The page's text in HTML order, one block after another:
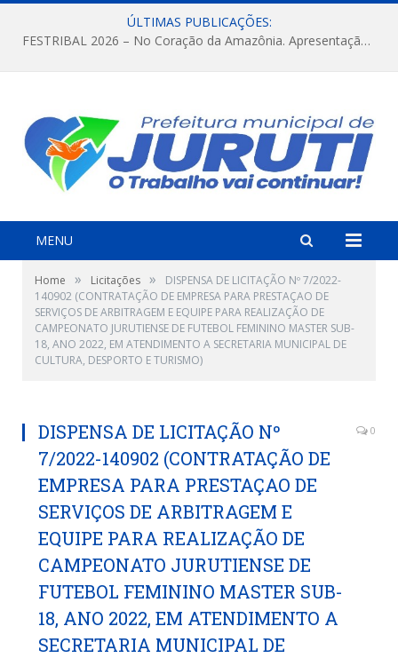
ÚLTIMAS PUBLICAÇÕES:
FESTRIBAL 2026 – No Coração da Amazônia. Apresentação da Munduruku.
MENU
Home » Licitações »
DISPENSA DE LICITAÇÃO Nº 7/2022-
140902 (CONTRATAÇÃO DE EMPRESA PARA PRESTAÇAO DE
SERVIÇOS DE ARBITRAGEM E EQUIPE PARA REALIZAÇÃO DE
CAMPEONATO JURUTIENSE DE FUTEBOL FEMININO MASTER SUB-
18, ANO 2022, EM ATENDIMENTO A SECRETARIA MUNICIPAL DE
CULTURA, DESPORTO E TURISMO)
DISPENSA DE LICITAÇÃO Nº
7/2022-140902 (CONTRATAÇÃO DE
EMPRESA PARA PRESTAÇAO DE
SERVIÇOS DE ARBITRAGEM E
EQUIPE PARA REALIZAÇÃO DE
CAMPEONATO JURUTIENSE DE
FUTEBOL FEMININO MASTER SUB-
18, ANO 2022, EM ATENDIMENTO A
SECRETARIA MUNICIPAL DE
0